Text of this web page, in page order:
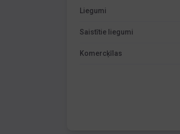
Liegumi
Saistītie liegumi
Komercķīlas